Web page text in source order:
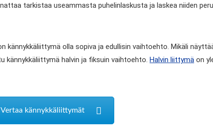
tarkistaa useammasta puhelinlaskusta ja laskea niiden
olla sopiva ja edullisin vaihtoehto. Mikäli
kännykkäliittymä halvin ja fiksuin vaihtoehto. Halvin liittymä on
Vertaa kännykkäliittymät